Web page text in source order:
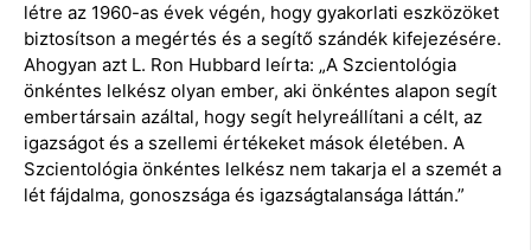
létre az 1960-as évek végén, hogy gyakorlati eszközöket
biztosítson a megértés és a segítő szándék kifejezésére.
Ahogyan azt L. Ron Hubbard leírta: „A Szcientológia
önkéntes lelkész olyan ember, aki önkéntes alapon segít
embertársain azáltal, hogy segít helyreállítani a célt, az
igazságot és a szellemi értékeket mások életében. A
Szcientológia önkéntes lelkész nem takarja el a szemét a
lét fájdalma, gonoszsága és igazságtalansága láttán.”